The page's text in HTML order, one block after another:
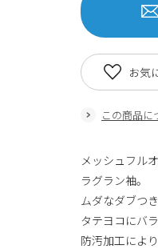
この商品に
お気
メッシュフル
ラグラン袖。
ムダなダブつ
タテヨコにバ
防汚加工によ